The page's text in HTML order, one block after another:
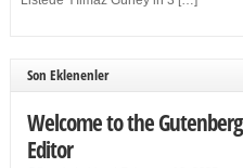
Son Eklenenler
Welcome to the Gutenberg
Editor